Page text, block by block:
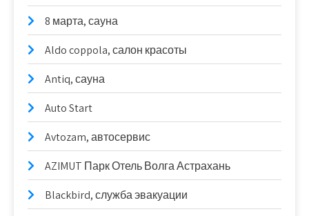
8 марта, сауна
Aldo coppola, салон красоты
Antiq, сауна
Auto Start
Avtozam, автосервис
AZIMUT Парк Отель Волга Астрахань
Blackbird, служба эвакуации